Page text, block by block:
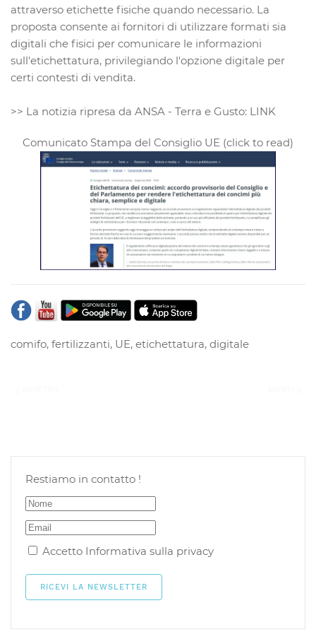
attraverso etichette fisiche quando necessario. La
proposta consente ai fornitori di utilizzare formati sia
digitali che fisici per comunicare le informazioni
sull'etichettatura, privilegiando l'opzione digitale per
certi contesti di vendita.
>> La notizia ripresa da ANSA - Terra e Gusto: LINK
Comunicato Stampa del Consiglio UE (click to read)
comifo, fertilizzanti, UE, etichettatura, digitale
Restiamo in contatto !
Accetto Informativa sulla privacy